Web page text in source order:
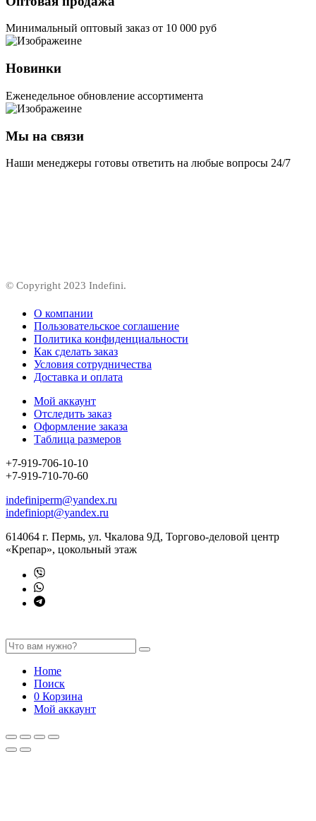
Минимальный оптовый заказ от 10 000 руб
Новинки
Еженедельное обновление ассортимента
Мы на связи
Наши менеджеры готовы ответить на любые вопросы 24/7
© Copyright 2023 Indefini.
О компании
Пользовательское соглашение
Политика конфиденциальности
Как сделать заказ
Условия сотрудничества
Доставка и оплата
Мой аккаунт
Отследить заказ
Оформление заказа
Таблица размеров
+7-919-706-10-10
+7-919-710-70-60
indefiniperm@yandex.ru
indefiniopt@yandex.ru
614064 г. Пермь, ул. Чкалова 9Д, Торгово-деловой центр
«Крепар», цокольный этаж
Home
Поиск
0 Корзина
Мой аккаунт